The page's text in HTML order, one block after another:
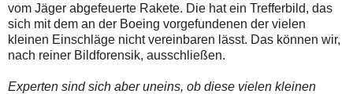
vom Jäger abgefeuerte Rakete. Die hat ein Trefferbild, das
sich mit dem an der Boeing vorgefundenen der vielen
kleinen Einschläge nicht vereinbaren lässt. Das können wir,
nach reiner Bildforensik, ausschließen.
Experten sind sich aber uneins, ob diese vielen kleinen